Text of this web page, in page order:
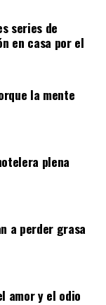
series de
en casa por el
la mente
plena
a perder grasa
amor y el odio